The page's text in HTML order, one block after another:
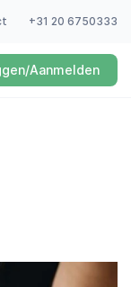
+31 20 6750333
Aanmelden